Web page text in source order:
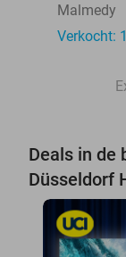
Malmedy
Verkocht:
Deals in de
Düsseldorf